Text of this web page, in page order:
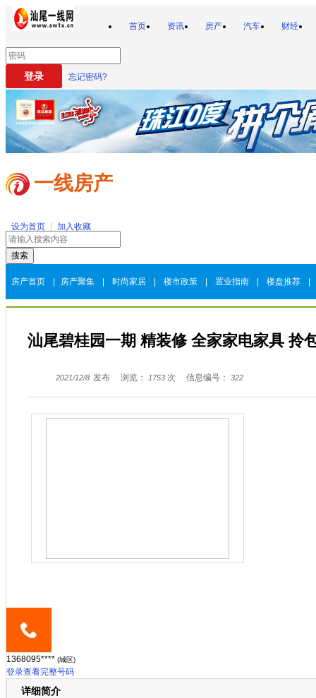
首页 资讯 房产 汽车 财经
忘记密码?
一线房产
设为首页 加入收藏
房产首页 | 房产聚集 | 时尚家居 | 楼市政策 | 置业指南 | 楼盘推荐 |
汕尾碧桂园一期 精装修 全家家电家具 拎
2021/12/8 发布 浏览： 1753 次 信息编号： 322
1368095**** (城区)
登录查看完整号码
详细简介